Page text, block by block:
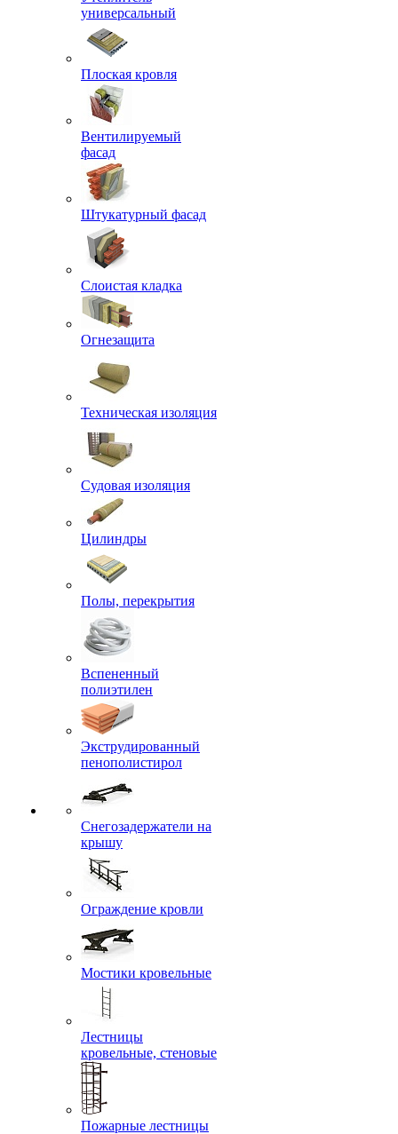
универсальный
Плоская кровля
Вентилируемый
фасад
Штукатурный фасад
Слоистая кладка
Огнезащита
Техническая изоляция
Судовая изоляция
Цилиндры
Полы, перекрытия
Вспененный
полиэтилен
Экструдированный
пенополистирол
Снегозадержатели на
крышу
Ограждение кровли
Мостики кровельные
Лестницы
кровельные, стеновые
Пожарные лестницы